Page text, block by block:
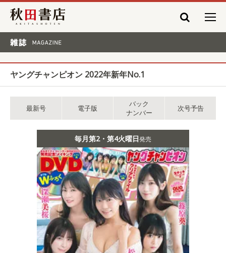
秋田書店
ヤングチャンピオン 2022年新年No.1
最新号 電子版
バック
ナンバー
次号予告
毎月第2・第4火曜日発売